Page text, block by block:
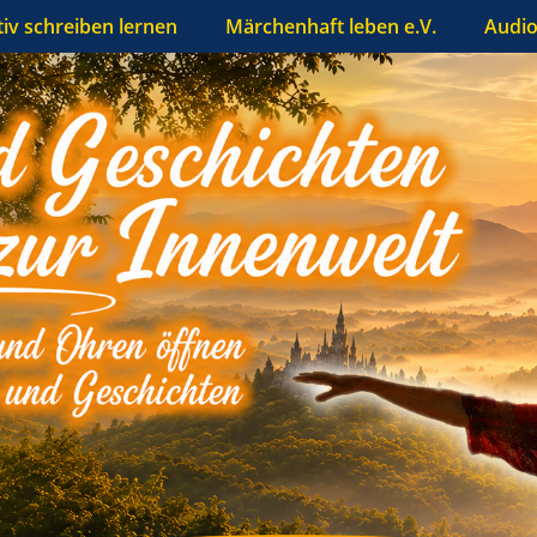
schreiben lernen Märchenhaft leben e.V.